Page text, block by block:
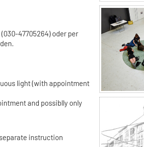
47705264) oder per
light (with appointment
and possiblly only
instruction